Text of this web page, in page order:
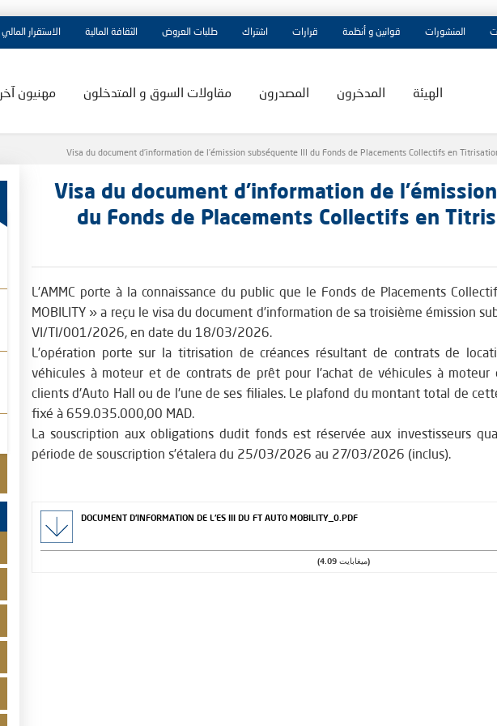
المنشورات قوانين و أنظمة قرارات اشتراك طلبات العروض الثقافة المالية الاستقرار المالي
الهيئة المدخرون المصدرون مقاولات السوق و المتدخلون مهنيون
Visa du document d’information de l’émission subséquente III du Fonds de Placements Collectifs en
Visa du document d’information de
du Fonds de Placements Collectifs en
L’AMMC porte à la connaissance du public que le Fonds de Placements
MOBILITY » a reçu le visa du document d’information de sa troisième émission
VI/TI/001/2026, en date du 18/03/2026.
L’opération porte sur la titrisation de créances résultant de contrats de
véhicules à moteur et de contrats de prêt pour l'achat de véhicules à moteur
clients d'Auto Hall ou de l'une de ses filiales. Le plafond du montant total de
fixé à 659.035.000,00 MAD.
La souscription aux obligations dudit fonds est réservée aux investisseurs
période de souscription s’étalera du 25/03/2026 au 27/03/2026 (inclus).
DOCUMENT D'INFORMATION DE L'ES III DU FT AUTO MOBILITY_0.PDF
(4.09 ميغابايت)